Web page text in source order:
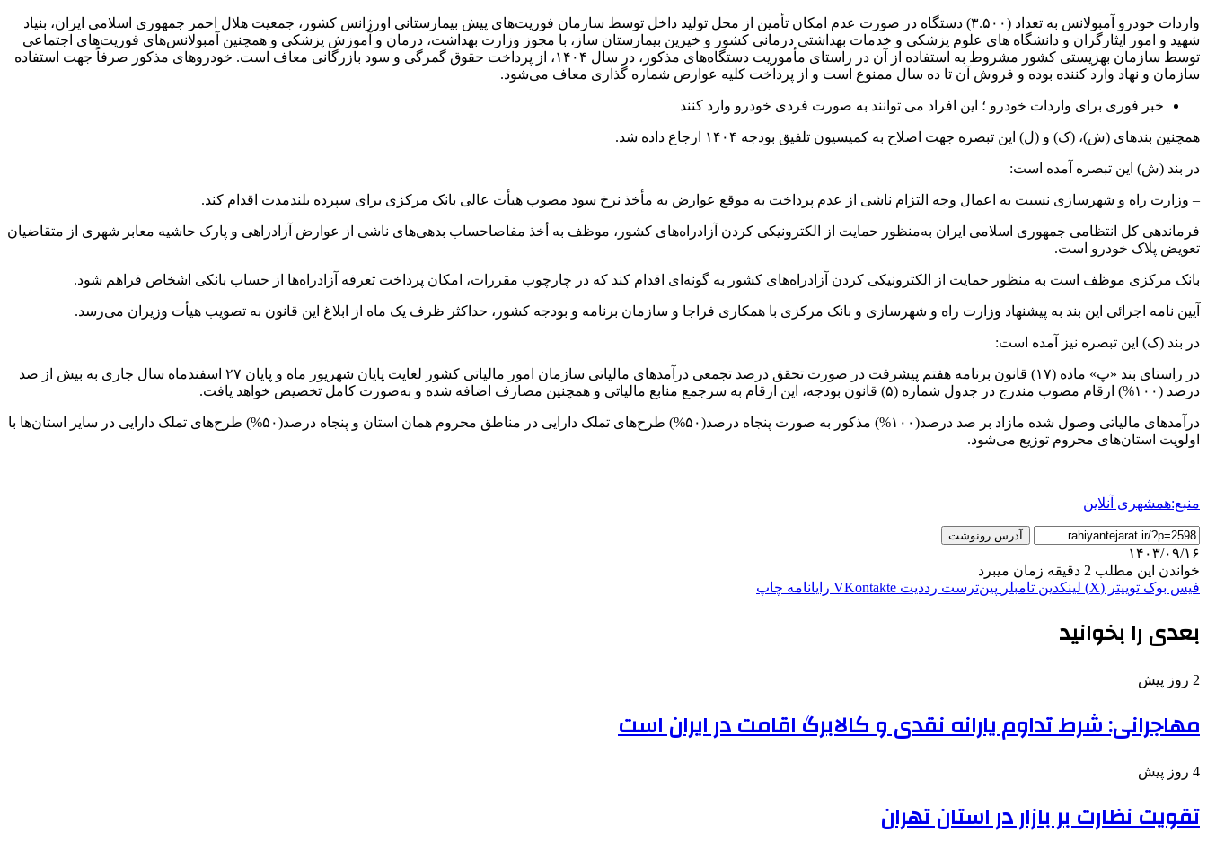
واردات خودرو آمبولانس به تعداد (۳.۵۰۰) دستگاه در صورت عدم امکان تأمین از محل تولید داخل توسط سازمان فوریت‌های پیش بیمارستانی اورژانس کشور، جمعیت هلال احمر جمهوری اسلامی ایران، بنیاد
شهید و امور ایثارگران و دانشگاه های علوم پزشکی و خدمات بهداشتی درمانی کشور و خیرین بیمارستان ساز، با مجوز وزارت بهداشت، درمان و آموزش پزشکی و همچنین آمبولانس‌های فوریت‌های اجتماعی
توسط سازمان بهزیستی کشور مشروط به استفاده از آن در راستای مأموریت دستگاه‌های مذکور، در سال ۱۴۰۴، از پرداخت حقوق گمرگی و سود بازرگانی معاف است. خودروهای مذکور صرفاً جهت استفاده
سازمان و نهاد وارد کننده بوده و فروش آن تا ده سال ممنوع است و از پرداخت کلیه عوارض شماره گذاری معاف می‌شود.
خبر فوری برای واردات خودرو ؛ این افراد می توانند به صورت فردی خودرو وارد کنند
همچنین بندهای (ش)، (ک) و (ل) این تبصره جهت اصلاح به کمیسیون تلفیق بودجه ۱۴۰۴ ارجاع داده شد.
در بند (ش) این تبصره آمده است:
– وزارت راه و شهرسازی نسبت به اعمال وجه التزام ناشی از عدم پرداخت به موقع عوارض به مأخذ نرخ سود مصوب هیأت عالی بانک مرکزی برای سپرده بلندمدت اقدام کند.
فرماندهی کل انتظامی جمهوری اسلامی ایران به‌منظور حمایت از الکترونیکی کردن آزادراه‌های کشور، ‌موظف به أخذ مفاصاحساب بدهی‌های ناشی از عوارض آزادراهی و پارک حاشیه معابر شهری ‌از متقاضیان
تعویض پلاک خودرو است.
بانک‌ مرکزی موظف است به منظور حمایت از الکترونیکی کردن آزادراه‌های کشور به گونه‌ای اقدام کند که در چارچوب مقررات، امکان پرداخت تعرفه آزادراه‌ها از حساب بانکی اشخاص فراهم شود.
آیین‌ نامه اجرائی این بند به پیشنهاد وزارت راه و شهرسازی و بانک مرکزی با همکاری فراجا و سازمان برنامه و بودجه کشور، حداکثر ظرف یک ماه از ابلاغ این قانون به تصویب هیأت وزیران می‌رسد.
در بند (ک) این تبصره نیز آمده است:
در راستای بند «پ» ماده (۱۷) قانون برنامه هفتم پیشرفت در صورت تحقق درصد تجمعی درآمدهای مالیاتی سازمان ‌امور مالیاتی کشور لغایت پایان شهریور ماه و پایان ۲۷ اسفندماه سال جاری به بیش از صد
درصد (۱۰۰%) ارقام ‌مصوب مندرج در جدول شماره (۵) قانون بودجه، این ارقام به سرجمع منابع مالیاتی و همچنین مصارف اضافه شده و به‌صورت کامل تخصیص خواهد یافت. ‌
درآمدهای مالیاتی وصول شده مازاد بر صد درصد(۱۰۰%) مذکور به صورت پنجاه درصد(۵۰%) طرح‌های تملک دارایی در مناطق محروم همان استان و پنجاه درصد(۵۰%) طرح‌های تملک دارایی در سایر استان‌ها با
اولویت استان‌های محروم توزیع می‌شود.
منبع:همشهری آنلاین
آدرس رونوشت
۱۴۰۳/۰۹/۱۶
خواندن این مطلب 2 دقیقه زمان میبرد
فیس بوک توییتر (X) لینکدین ‫تامبلر ‫پین‌ترست ‫رددیت ‫VKontakte رایانامه چاپ
بعدی را بخوانید
2 روز پیش
مهاجرانی: شرط تداوم یارانه نقدی و کالابرگ اقامت در ایران است
4 روز پیش
تقویت نظارت بر بازار در استان تهران